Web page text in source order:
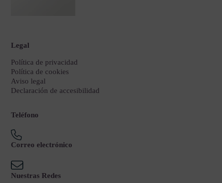
Legal
Política de privacidad
Política de cookies
Aviso legal
Declaración de accesibilidad
Teléfono
Correo electrónico
Nuestras Redes